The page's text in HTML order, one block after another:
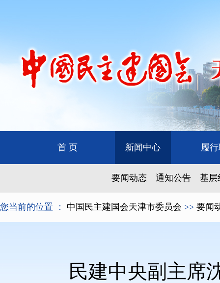
首 页 新闻中心 履
要闻动态 通知公告 基层
您当前的位置 ： 中国民主建国会天津市委员会 >> 要闻
民建中央副主席